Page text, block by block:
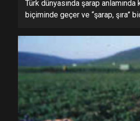
Türk dünyasında şarap anlamında
biçiminde geçer ve “şarap, şıra”